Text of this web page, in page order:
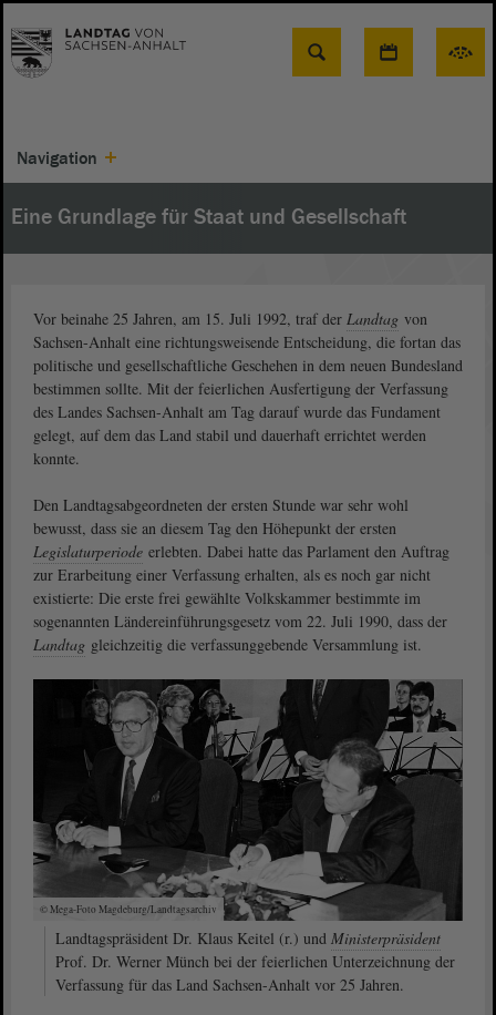
Suche
Navigation
Eine Grundlage für Staat und Gesellschaft
Vor beinahe 25 Jahren, am 15. Juli 1992, traf der Landtag von
Sachsen-Anhalt eine richtungsweisende Entscheidung, die fortan das
politische und gesellschaftliche Geschehen in dem neuen Bundesland
bestimmen sollte. Mit der feierlichen Ausfertigung der Verfassung
des Landes Sachsen-Anhalt am Tag darauf wurde das Fundament
gelegt, auf dem das Land stabil und dauerhaft errichtet werden
konnte.
Den Landtagsabgeordneten der ersten Stunde war sehr wohl
bewusst, dass sie an diesem Tag den Höhepunkt der ersten
Legislaturperiode erlebten. Dabei hatte das Parlament den Auftrag
zur Erarbeitung einer Verfassung erhalten, als es noch gar nicht
existierte: Die erste frei gewählte Volkskammer bestimmte im
sogenannten Ländereinführungsgesetz vom 22. Juli 1990, dass der
Landtag gleichzeitig die verfassunggebende Versammlung ist.
© Mega-Foto Magdeburg/Landtagsarchiv
Landtagspräsident Dr. Klaus Keitel (r.) und Ministerpräsident
Prof. Dr. Werner Münch bei der feierlichen Unterzeichnung der
Verfassung für das Land Sachsen-Anhalt vor 25 Jahren.